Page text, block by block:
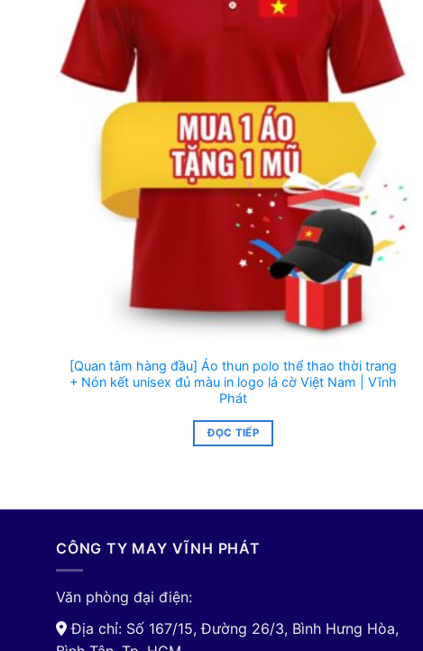
[Quan tâm hàng đầu] Áo thun polo thể thao thời trang
+ Nón kết unisex đủ màu in logo lá cờ Việt Nam | Vĩnh
Phát
ĐỌC TIẾP
CÔNG TY MAY VĨNH PHÁT
Văn phòng đại điện:
Địa chỉ: Số 167/15, Đường 26/3, Bình Hưng Hòa,